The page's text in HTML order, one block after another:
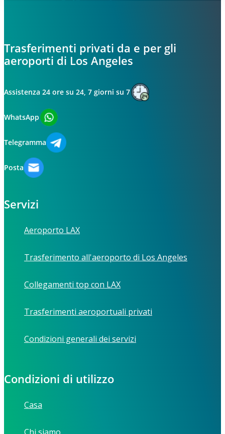
Trasferimenti privati da e per gli
aeroporti di Los Angeles
Assistenza 24 ore su 24, 7 giorni su 7
WhatsApp
Telegramma
Posta
Servizi
Aeroporto LAX
Trasferimento all'aeroporto di Los Angeles
Collegamenti top con LAX
Trasferimenti aeroportuali privati
Condizioni generali dei servizi
Condizioni di utilizzo
Casa